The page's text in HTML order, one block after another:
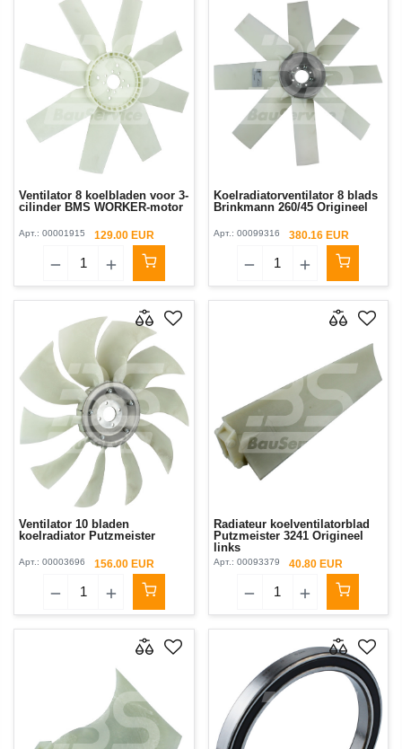
Ventilator 8 koelbladen voor 3-
cilinder BMS WORKER-motor
Арт.: 00001915 129.00 EUR
Koelradiatorventilator 8 blads
Brinkmann 260/45 Origineel
Арт.: 00099316 380.16 EUR
Ventilator 10 bladen
koelradiator Putzmeister
Арт.: 00003696 156.00 EUR
Radiateur koelventilatorblad
Putzmeister 3241 Origineel
links
Арт.: 00093379 40.80 EUR